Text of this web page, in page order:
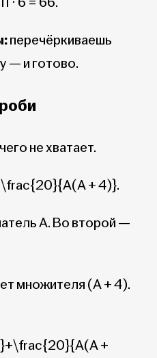
перечёркиваешь
— и готово.
не хватает.
+ 4)}.
A. Во второй —
множителя (A + 4).
+